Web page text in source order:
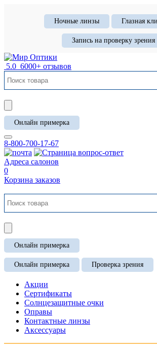
Ночные линзы Глазная
Запись на проверку зрения
5.0 6000+ отзывов
Онлайн примерка
8-800-700-17-67
Адреса салонов
0
Корзина заказов
Онлайн примерка
Онлайн примерка Проверка зрения
Акции
Сертификаты
Солнцезащитные очки
Оправы
Контактные линзы
Аксессуары